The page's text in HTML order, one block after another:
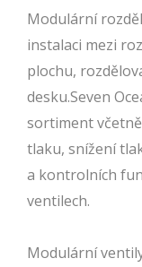
Modulární
instalaci mezi
plochu,
desku.Seven
sortiment
tlaku, snížení
a kontrolních
ventilech.
Modulární